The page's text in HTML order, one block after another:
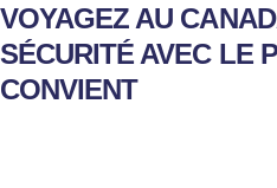
VOYAGEZ AU
SÉCURITÉ AVEC LE
CONVIENT